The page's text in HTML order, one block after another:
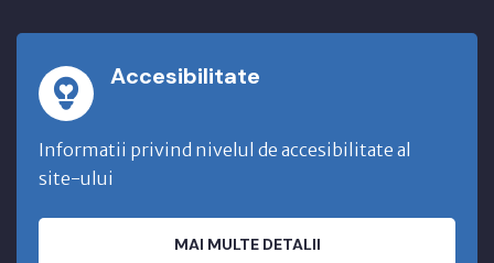
Accesibilitate
Informatii privind nivelul de accesibilitate al
site-ului
MAI MULTE DETALII